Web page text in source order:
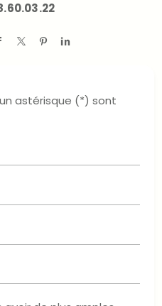
astérisque (*) sont